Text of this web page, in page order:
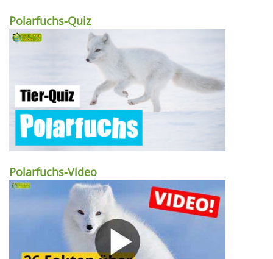
Polarfuchs-Quiz
Polarfuchs-Video